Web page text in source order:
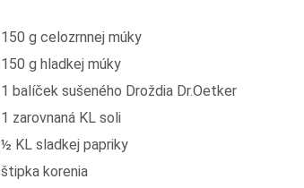
150 g celozrnnej múky
150 g hladkej múky
1 balíček sušeného Droždia Dr.Oetker
1 zarovnaná KL soli
½ KL sladkej papriky
štipka korenia